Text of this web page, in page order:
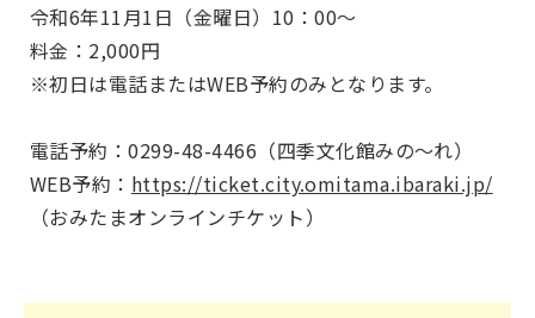
令和6年11月1日（金曜日）10：00～
料金：2,000円
※初日は電話またはWEB予約のみとなります。
電話予約：0299-48-4466（四季文化館みの～れ）
WEB予約： https://ticket.city.omitama.ibaraki.jp/
（おみたまオンラインチケット）